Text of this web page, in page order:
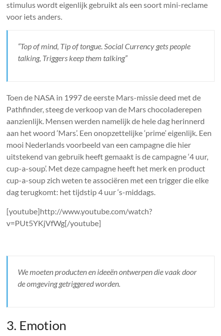
stimulus wordt eigenlijk gebruikt als een soort mini-reclame
voor iets anders.
“Top of mind, Tip of tongue. Social Currency gets people
talking, Triggers keep them talking”
Toen de NASA in 1997 de eerste Mars-missie deed met de
Pathfinder, steeg de verkoop van de Mars chocoladerepen
aanzienlijk. Mensen werden namelijk de hele dag herinnerd
aan het woord ‘Mars’. Een onopzettelijke ‘prime’ eigenlijk. Een
mooi Nederlands voorbeeld van een campagne die hier
uitstekend van gebruik heeft gemaakt is de campagne ‘4 uur,
cup-a-soup’. Met deze campagne heeft het merk en product
cup-a-soup zich weten te associëren met een trigger die elke
dag terugkomt: het tijdstip 4 uur ‘s-middags.
[youtube]http://www.youtube.com/watch?
v=PUt5YKjVfWg[/youtube]
We moeten producten en ideeën ontwerpen die vaak door
de omgeving getriggered worden.
3. Emotion